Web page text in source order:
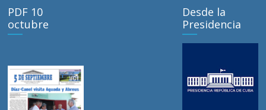
PDF 10
octubre
Desde la
Presidencia